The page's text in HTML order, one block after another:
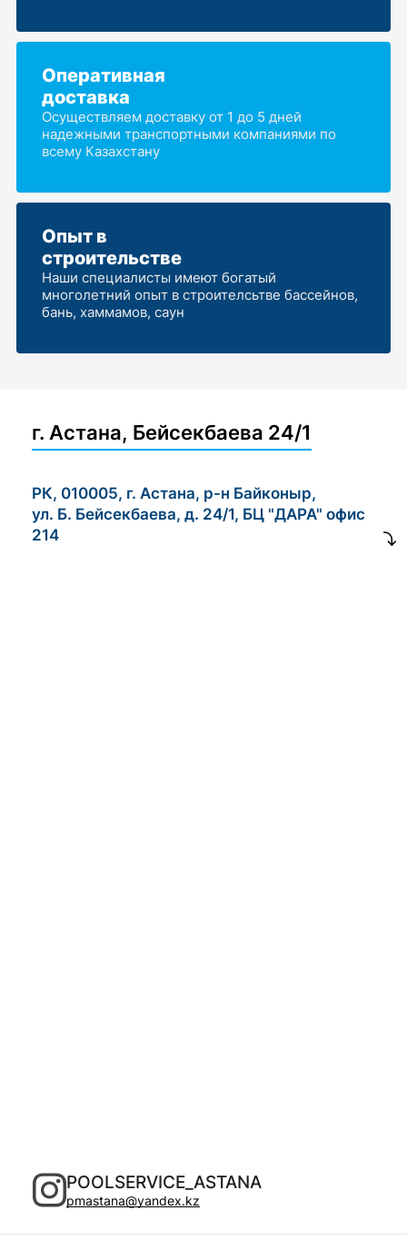
Оперативная
доставка
Осуществляем доставку от 1 до 5 дней
надежными транспортными компаниями по
всему Казахстану
Опыт в
строительстве
Наши специалисты имеют богатый
многолетний опыт в строителсьтве бассейнов,
бань, хаммамов, саун
г. Астана, Бейсекбаева 24/1
РК, 010005, г. Астана, р-н Байконыр,
ул. Б. Бейсекбаева, д. 24/1, БЦ "ДАРА" офис
214
POOLSERVICE_ASTANA
pmastana@yandex.kz